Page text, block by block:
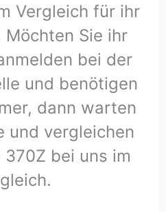
Vergleich für ihr
Möchten Sie ihr
bei der
und benötigen
dann warten
und vergleichen
370Z bei uns im